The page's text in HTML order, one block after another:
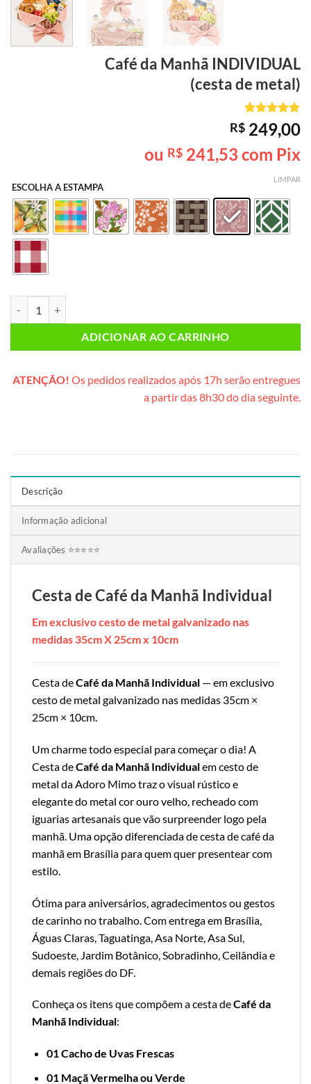
Café da Manhã INDIVIDUAL
(cesta de metal)
Avaliado
como5de
5, com
baseado em
1
de cliente
R$ 249,00
ou R$ 241,53 com Pix
ESCOLHA A ESTAMPA
LIMPAR
ADICIONAR AO CARRINHO
ATENÇÃO! Os pedidos realizados após 17h serão entregues
a partir das 8h30 do dia seguinte.
Descrição
Informação adicional
Avaliações ⭐⭐⭐⭐⭐
Cesta de Café da Manhã Individual
Em exclusivo cesto de metal galvanizado nas
medidas 35cm X 25cm x 10cm
Cesta deCafé da Manhã Individual — em exclusivo
cesto de metal galvanizado nas medidas 35cm ×
25cm × 10cm.
Um charme todo especial para começar o dia! A
Cesta deCafé da Manhã Individualem cesto de
metal da Adoro Mimo traz o visual rústico e
elegante do metal cor ouro velho, recheado com
iguarias artesanais que vão surpreender logo pela
manhã. Uma opção diferenciada de cesta de café da
manhã em Brasília para quem quer presentear com
estilo.
Ótima para aniversários, agradecimentos ou gestos
de carinho no trabalho. Com entrega em Brasília,
Águas Claras, Taguatinga, Asa Norte, Asa Sul,
Sudoeste, Jardim Botânico, Sobradinho, Ceilândia e
demais regiões do DF.
Conheça os itens que compõem a cesta deCafé da
Manhã Individual:
01 Cacho de Uvas Frescas
01 Maçã Vermelha ou Verde